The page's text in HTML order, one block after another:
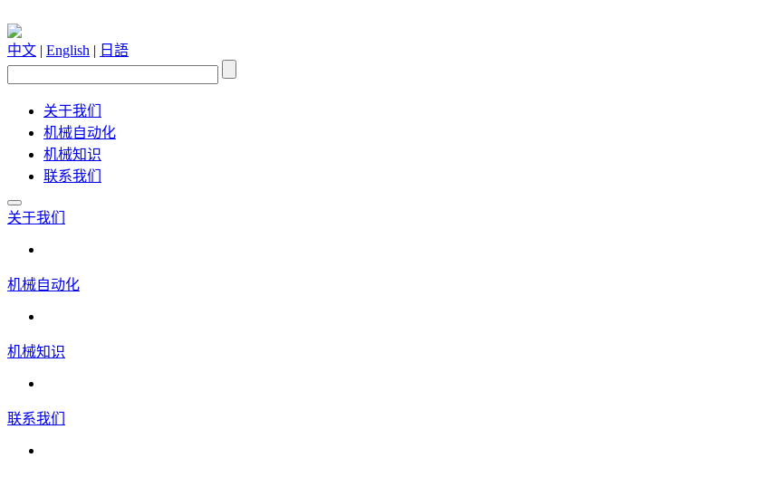
中文 | English | 日語
关于我们
机械自动化
机械知识
联系我们
关于我们
机械自动化
机械知识
联系我们